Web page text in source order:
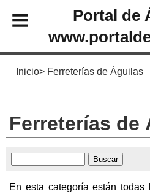
Portal de
Inicio Ferreterías de Águilas
Ferreterías de
En esta categoría están